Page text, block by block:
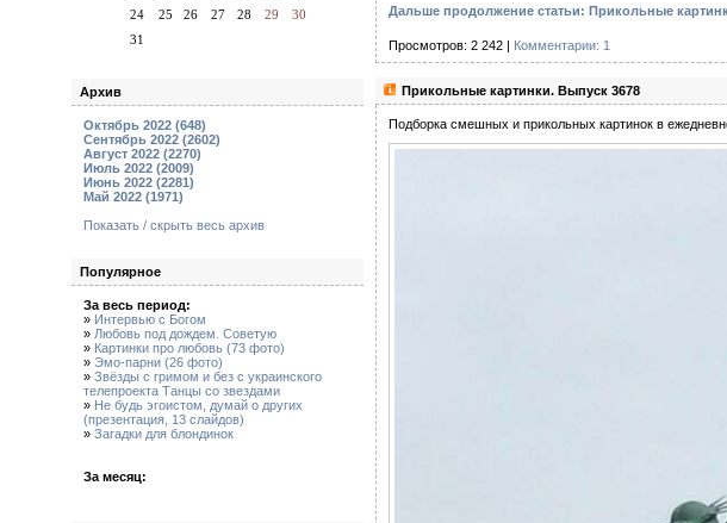
24
25 26 27 28 29
30
31
Архив
Октябрь 2022 (648)
Сентябрь 2022 (2602)
Август 2022 (2270)
Июль 2022 (2009)
Июнь 2022 (2281)
Май 2022 (1971)
Показать / скрыть весь архив
Популярное
За весь период:
» Интервью с Богом
» Любовь под дождем. Советую
» Картинки про любовь (73 фото)
» Эмо-парни (26 фото)
» Звёзды с гримом и без с украинского
телепроекта Танцы со звездами
» Не будь эгоистом, думай о других
(презентация, 13 слайдов)
» Загадки для блондинок
За месяц:
Дальше продолжение статьи: Прикольные
Просмотров: 2 242 | Комментарии: 1
Прикольные картинки. Выпуск 3678
Подборка смешных и прикольных картинок в